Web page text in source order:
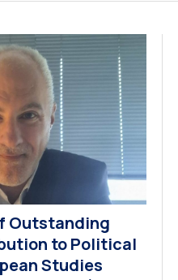
των
του ακαδημαϊκού
τα διαθέσιμα
Αθηνών εισάγονται
Outstanding
to Political
Studies